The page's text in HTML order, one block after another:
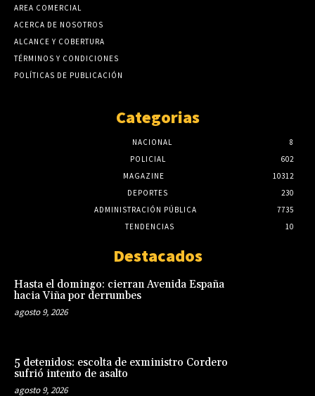
AREA COMERCIAL
ACERCA DE NOSOTROS
ALCANCE Y COBERTURA
TÉRMINOS Y CONDICIONES
POLÍTICAS DE PUBLICACIÓN
Categorias
NACIONAL
8
POLICIAL
602
MAGAZINE
10312
DEPORTES
230
ADMINISTRACIÓN PÚBLICA
7735
TENDENCIAS
10
Destacados
Hasta el domingo: cierran Avenida España
hacia Viña por derrumbes
agosto 9, 2026
5 detenidos: escolta de exministro Cordero
sufrió intento de asalto
agosto 9, 2026